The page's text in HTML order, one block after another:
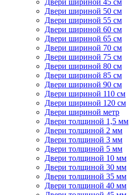
Двери шириной 45 см
Двери шириной 50 см
Двери шириной 55 см
Двери шириной 60 см
Двери шириной 65 см
Двери шириной 70 см
Двери шириной 75 см
Двери шириной 80 см
Двери шириной 85 см
Двери шириной 90 см
Двери шириной 110 см
Двери шириной 120 см
Двери шириной метр
Двери толщиной 1,5 мм
Двери толщиной 2 мм
Двери толщиной 3 мм
Двери толщиной 5 мм
Двери толщиной 10 мм
Двери толщиной 30 мм
Двери толщиной 35 мм
Двери толщиной 40 мм